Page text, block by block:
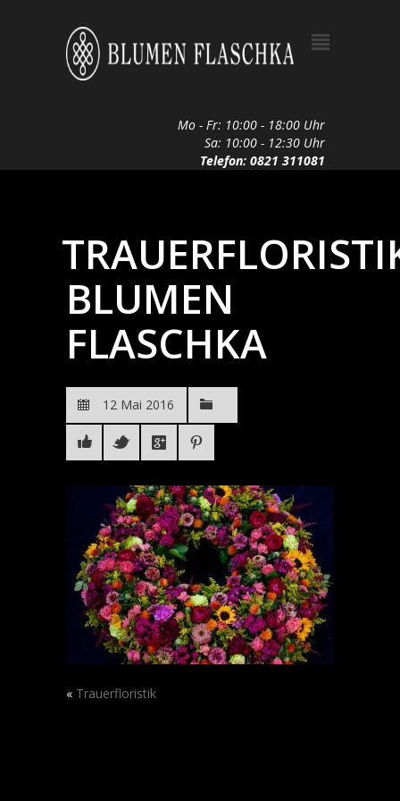
Mo - Fr: 10:00 - 18:00 Uhr
Sa: 10:00 - 12:30 Uhr
Telefon: 0821 311081
BLUMEN
FLASCHKA
12 Mai 2016
« Trauerfloristik